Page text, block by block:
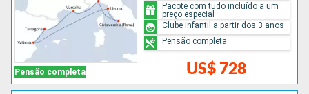
Pensão completa US$ 728
Pacote com tudo incluído a um
preço especial
Clube infantil a partir dos 3 anos
Pensão completa